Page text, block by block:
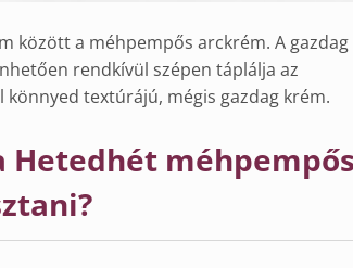
között a méhpempős arckrém. A gazdag
rendkívül szépen táplálja az
könnyed textúrájú, mégis gazdag krém.
Hetedhét